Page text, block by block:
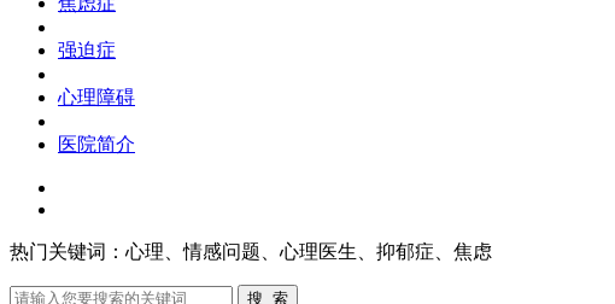
强迫症
心理障碍
医院简介
热门关键词： 心理、情感问题、心理医生、抑郁症、焦虑